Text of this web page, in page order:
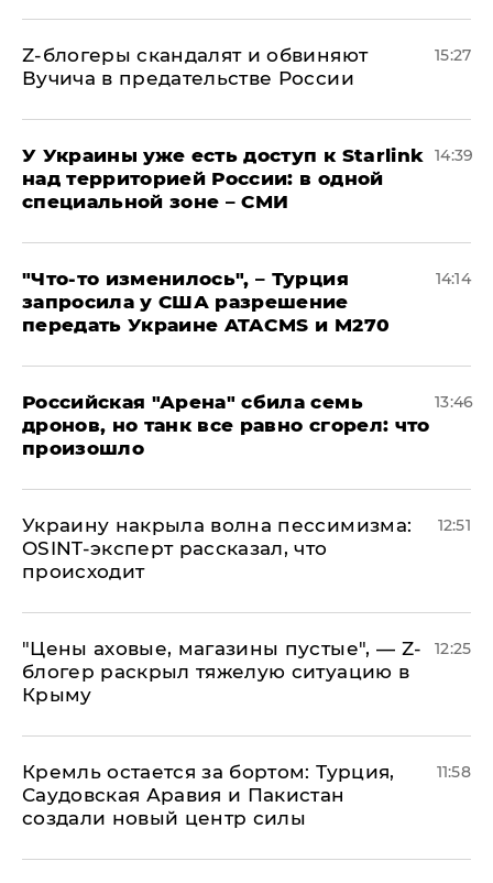
Z-блогеры скандалят и обвиняют
Вучича в предательстве России
15:27
У Украины уже есть доступ к Starlink
над территорией России: в одной
специальной зоне – СМИ
14:39
​"Что-то изменилось", – Турция
запросила у США разрешение
передать Украине ATACMS и M270
14:14
​Российская "Арена" сбила семь
дронов, но танк все равно сгорел: что
произошло
13:46
​Украину накрыла волна пессимизма:
OSINT-эксперт рассказал, что
происходит
12:51
​"Цены аховые, магазины пустые", — Z-
блогер раскрыл тяжелую ситуацию в
Крыму
12:25
​Кремль остается за бортом: Турция,
Саудовская Аравия и Пакистан
создали новый центр силы
11:58